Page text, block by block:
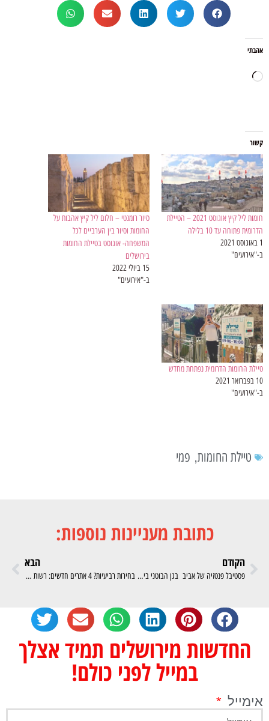
אהבתי
קשור
חומות ליל קיץ אוגוסט 2021 – הטיילת
הדרומית פתוחה עד 10 בלילה
1 באוגוסט 2021
ב-"אירועים"
סיור רומנטי – חלום ליל קיץ אהבות על
החומות וסיור בין הערביים לכל
המשפחה- אוגוסט בטיילת החומות
בירושלים
15 ביולי 2022
ב-"אירועים"
טיילת החומות הדרומית נפתחת מחדש
10 בפברואר 2021
ב-"אירועים"
טיילת החומות, פמי
כתובת מעניינות נוספות:
הקודם
פסטיבל פנטזיה של אביב בגן הבוטני בירושלים: חול המועד פסח החל מ-26/3 ועד ה-2/4
הבא
בחירות רביעיות? 4 אתרים חדשים: רשות הטבע והגנים מתחדשת עם 4 אתרי טבע ומורשת חדשים למען המטיילים
החדשות מירושלים תמיד אצלך
במייל לפני כולם!
אימייל